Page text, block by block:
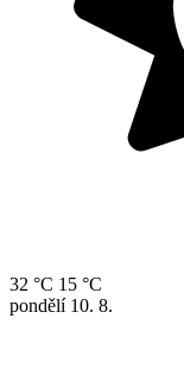
32 °C 15 °C
pondělí 10. 8.